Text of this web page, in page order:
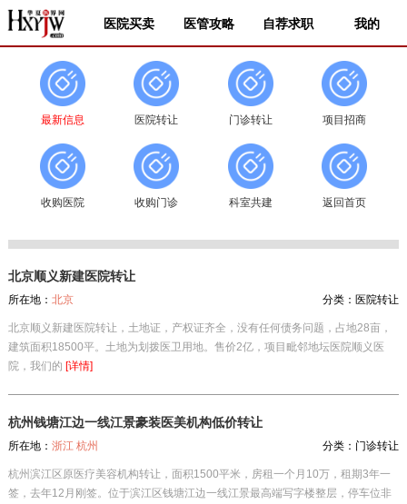
医院买卖 医管攻略 自荐求职 我的
最新信息 医院转让 门诊转让 项目招商
收购医院 收购门诊 科室共建 返回首页
北京顺义新建医院转让
所在地： 北京 分类： 医院转让
北京顺义新建医院转让，土地证，产权证齐全，没有任何债务问题，占地28亩，
建筑面积18500平。土地为划拨医卫用地。售价2亿，项目毗邻地坛医院顺义医
院，我们的 [详情]
杭州钱塘江边一线江景豪装医美机构低价转让
所在地： 浙江 杭州 分类： 门诊转让
杭州滨江区原医疗美容机构转让，面积1500平米，房租一个月10万，租期3年一
签，去年12月刚签。位于滨江区钱塘江边一线江景最高端写字楼整层，停车位非